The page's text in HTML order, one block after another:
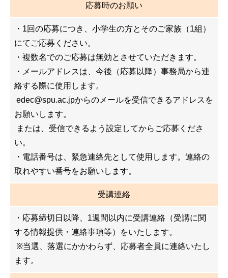
応募時のお願い
・1回の応募につき、小学生の方とそのご家族（1組）
にてご応募ください。
・複数名でのご応募は無効とさせていただきます。
・メールアドレスは、今後（応募以降）事務局から連
絡する際に使用します。
edec@spu.ac.jpからのメールを受信できるアドレスを
お願いします。
または、受信できるよう設定してからご応募くださ
い。
・電話番号は、緊急連絡先として使用します。連絡の
取れやすい番号をお願いします。
受講連絡
・応募締切日以降、1週間以内に受講連絡（受講に関
する情報提供・連絡事項等）をいたします。
※当選、落選にかかわらず、応募者全員に連絡いたし
ます。